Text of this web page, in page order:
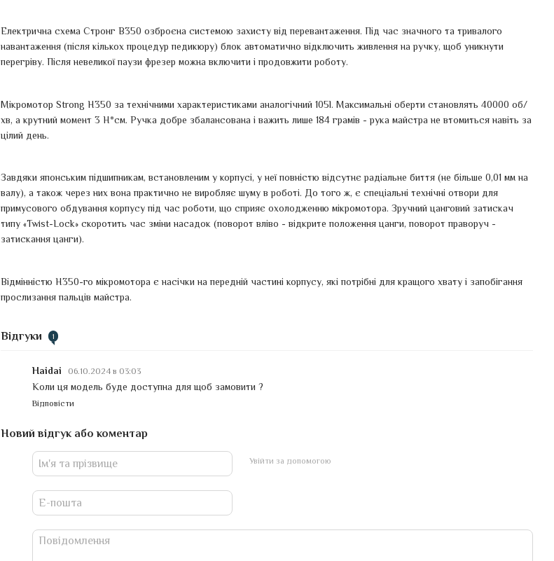
Електрична схема Стронг B350 озброєна системою захисту від перевантаження. Під час значного та тривалого
навантаження (після кількох процедур педикюру) блок автоматично відключить живлення на ручку, щоб уникнути
перегріву. Після невеликої паузи фрезер можна включити і продовжити роботу.
Мікромотор Strong H350 за технічними характеристиками аналогічний 105l. Максимальні оберти становлять 40000 об/
хв, а крутний момент 3 Н*см. Ручка добре збалансована і важить лише 184 грамів - рука майстра не втомиться навіть за
цілий день.
Завдяки японським підшипникам, встановленим у корпусі, у неї повністю відсутнє радіальне биття (не більше 0,01 мм на
валу), а також через них вона практично не виробляє шуму в роботі. До того ж, є спеціальні технічні отвори для
примусового обдування корпусу під час роботи, що сприяє охолодженню мікромотора. Зручний цанговий затискач
типу «Twist-Lock» скоротить час зміни насадок (поворот вліво - відкрите положення цанги, поворот праворуч -
затискання цанги).
Відмінністю H350-го мікромотора є насічки на передній частині корпусу, які потрібні для кращого хвату і запобігання
прослизання пальців майстра.
Відгуки 1
Haidai 06.10.2024 в 03:03
Коли ця модель буде доступна для щоб замовити ?
Відповісти
Новий відгук або коментар
Увійти за допомогою